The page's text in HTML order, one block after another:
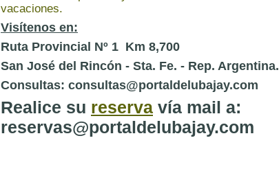
vacaciones.
Visítenos en:
Ruta Provincial Nº 1 Km 8,700
San José del Rincón - Sta. Fe. - Rep. Argentina.
Consultas: consultas@portaldelubajay.com
Realice su reserva vía mail a:
reservas@portaldelubajay.com